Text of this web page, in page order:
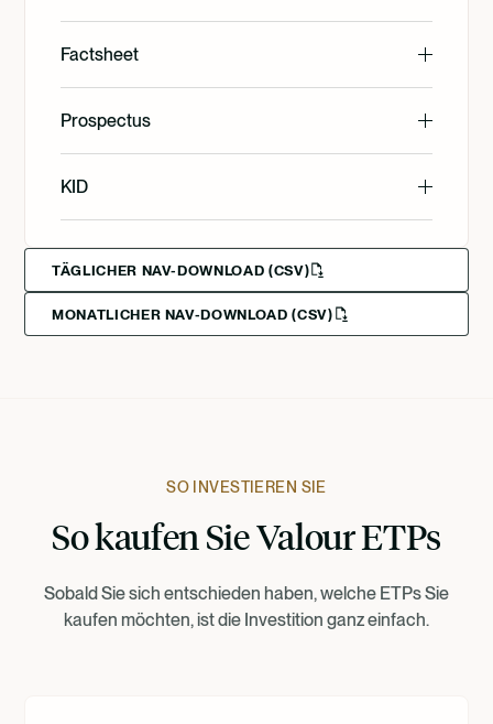
English
Svenska
Deutsch
Factsheet
English
Svenska
Prospectus
English
KID
English
Svenska
Suomi
Norsk
TÄGLICHER NAV-DOWNLOAD (CSV)
MONATLICHER NAV-DOWNLOAD (CSV)
SO INVESTIEREN SIE
So kaufen Sie Valour ETPs
Sobald Sie sich entschieden haben, welche ETPs Sie
kaufen möchten, ist die Investition ganz einfach.